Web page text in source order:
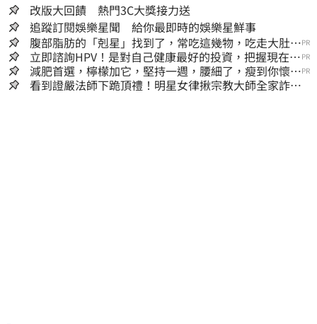
改版大回饋 熱門3C大獎接力送
追蹤訂閱娛樂星聞 給你最即時的娛樂星鮮事
腹部脂肪的「剋星」找到了，常吃這幾物，吃走大肚
囊，瘦出小蠻腰
PR
立即諮詢HPV！是對自己健康最好的投資，把握現在不
嫌晚！
PR
減肥首選，檸檬加它，堅持一週，腰細了，瘦到你懷疑
人生
PR
看到證嚴法師下跪頂禮！明星女律揪宗教大師全家詐慈